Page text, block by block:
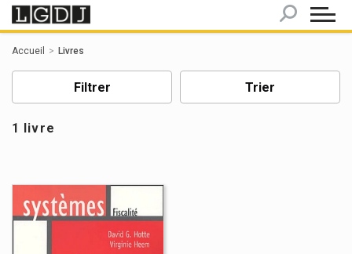
Accueil Livres
Filtrer Trier
1 livre
Panneau de gestion des cookies